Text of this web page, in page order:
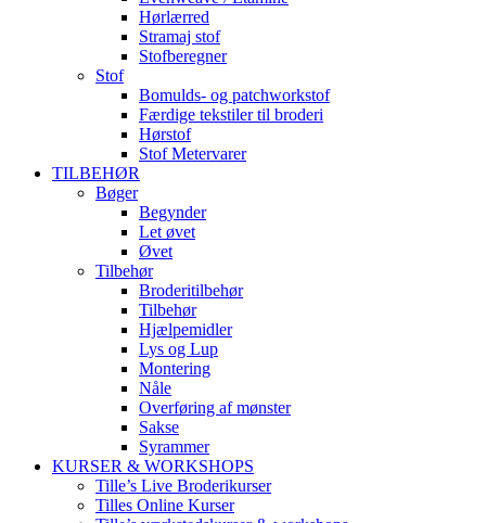
Hørlærred
Stramaj stof
Stofberegner
Stof
Bomulds- og patchworkstof
Færdige tekstiler til broderi
Hørstof
Stof Metervarer
TILBEHØR
Bøger
Begynder
Let øvet
Øvet
Tilbehør
Broderitilbehør
Tilbehør
Hjælpemidler
Lys og Lup
Montering
Nåle
Overføring af mønster
Sakse
Syrammer
KURSER & WORKSHOPS
Tille’s Live Broderikurser
Tilles Online Kurser